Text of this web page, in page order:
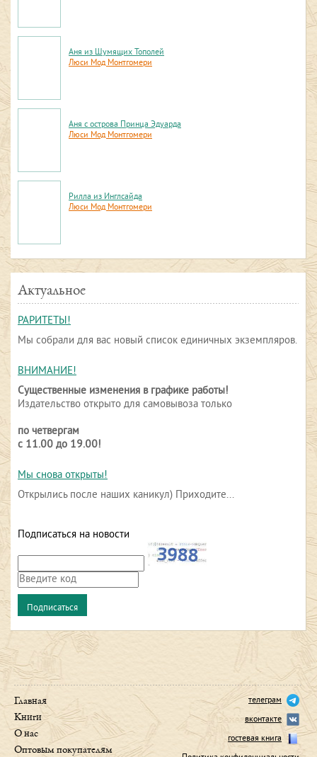
Аня из Шумящих Тополей
Люси Мод Монтгомери
Аня с острова Принца Эдуарда
Люси Мод Монтгомери
Рилла из Инглсайда
Люси Мод Монтгомери
Актуальное
РАРИТЕТЫ!
Мы собрали для вас новый список единичных экземпляров.
ВНИМАНИЕ!
Существенные изменения в графике работы!
Издательство открыто для самовывоза только
по четвергам
с 11.00 до 19.00!
Мы снова открыты!
Открылись после наших каникул) Приходите...
Подписаться на новости
Главная
Книги
О нас
Оптовым покупателям
телеграм
вконтакте
гостевая книга